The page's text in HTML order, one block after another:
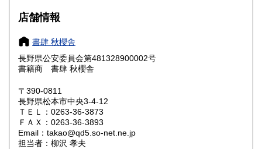
大阪府
奈良県
鳥取県 190円 島根県
岡山県
山口県 190円
香川県
店舗情報
書肆 秋櫻舎
長野県公安委員会第481328900002号
書籍商 書肆 秋櫻舎
〒390-0811
長野県松本市中央3-4-12
ＴＥＬ：0263-36-3873
ＦＡＸ：0263-36-3893
Email：takao@qd5.so-net.ne.jp
担当者：柳沢 孝夫